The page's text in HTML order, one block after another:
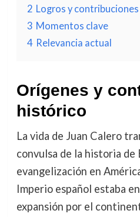
2 Logros y contribuciones
3 Momentos clave
4 Relevancia actual
Orígenes y
histórico
La vida de Juan Calero
convulsa de la historia de
evangelización en
Imperio español estaba
expansión por el